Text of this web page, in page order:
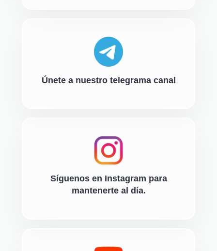
Únete a nuestro telegrama canal
Síguenos en Instagram para
mantenerte al día.